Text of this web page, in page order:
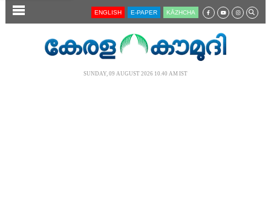
SECTIONS ENGLISH E-PAPER KĀZHCHA
SUNDAY, 09 AUGUST 2026 10.40 AM IST